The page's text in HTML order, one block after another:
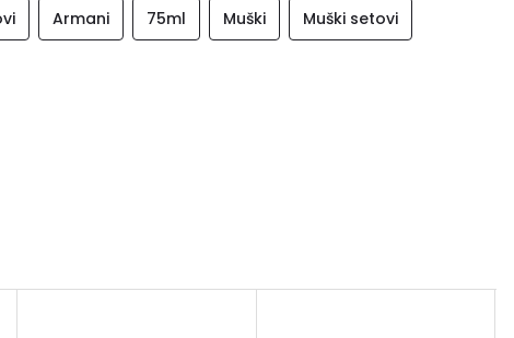
Armani 75ml Muški Muški setovi